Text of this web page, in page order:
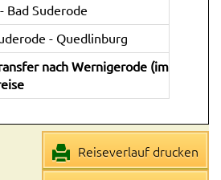
Bad Suderode
- Quedlinburg
nach Wernigerode (im Preis
Reiseverlauf drucken